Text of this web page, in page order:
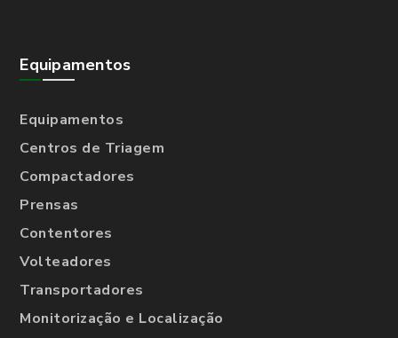
Equipamentos
Equipamentos
Centros de Triagem
Compactadores
Prensas
Contentores
Volteadores
Transportadores
Monitorização e Localização